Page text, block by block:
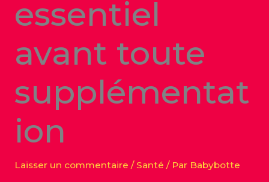
essentiel
avant toute
supplémentat
ion
Laisser un commentaire / Santé / Par Babybotte